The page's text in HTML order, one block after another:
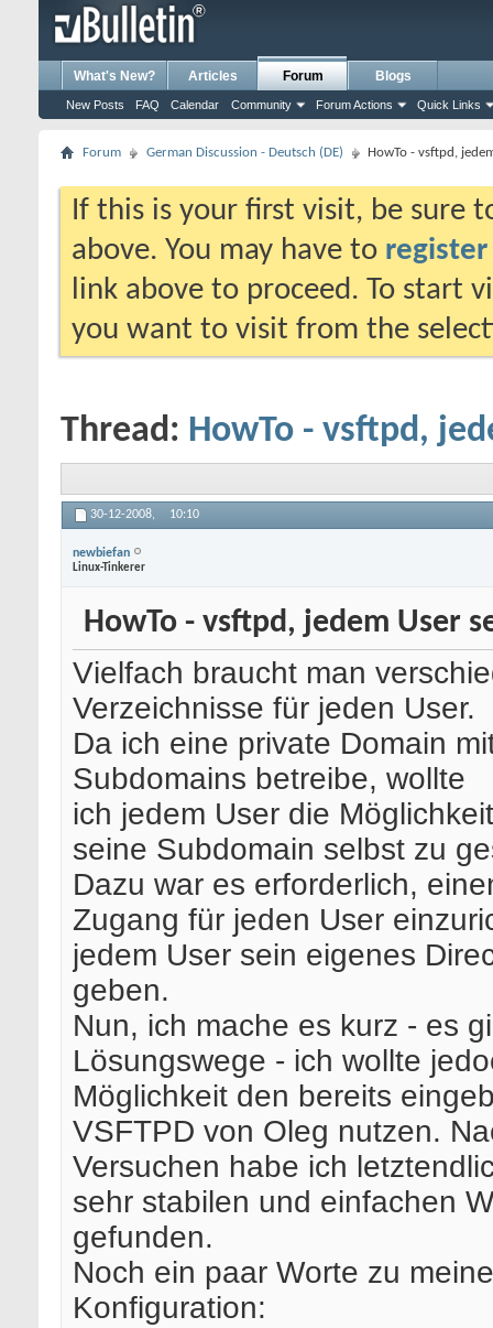
What's New? Articles Forum
New Posts FAQ Calendar Community Forum Actions Quick Links
Blogs
Forum German Discussion - Deutsch (DE) HowTo - vsftpd,
If this is your first visit, be sure
above. You may have to register
link above to proceed. To start
you want to visit from the
Thread: HowTo - vsftpd,
30-12-2008, 10:10
newbiefan
Linux-Tinkerer
HowTo - vsftpd, jedem User
Vielfach braucht man
Verzeichnisse für jeden User.
Da ich eine private Domain
Subdomains betreibe, wollte
ich jedem User die
seine Subdomain selbst zu
Dazu war es erforderlich,
Zugang für jeden User
jedem User sein eigenes
geben.
Nun, ich mache es kurz - es
Lösungswege - ich wollte
Möglichkeit den bereits
VSFTPD von Oleg nutzen.
Versuchen habe ich
sehr stabilen und einfachen
gefunden.
Noch ein paar Worte zu
Konfiguration: